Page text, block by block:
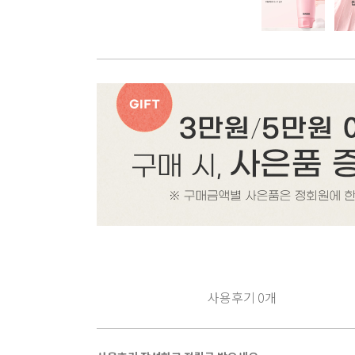
사용후기 0개